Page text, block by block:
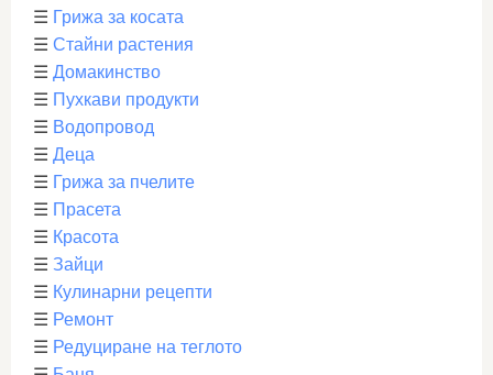
☰ Грижа за косата
☰ Стайни растения
☰ Домакинство
☰ Пухкави продукти
☰ Водопровод
☰ Деца
☰ Грижа за пчелите
☰ Прасета
☰ Красота
☰ Зайци
☰ Кулинарни рецепти
☰ Ремонт
☰ Редуциране на теглото